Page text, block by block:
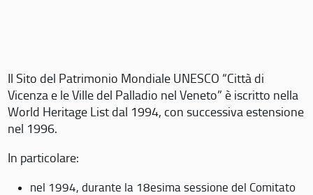
Il Sito del Patrimonio Mondiale UNESCO “Città di
Vicenza e le Ville del Palladio nel Veneto” è iscritto nella
World Heritage List dal 1994, con successiva estensione
nel 1996.
In particolare:
nel 1994, durante la 18esima sessione del Comitato